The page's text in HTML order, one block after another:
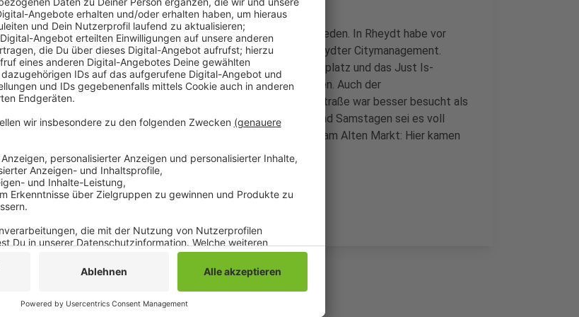
Auch der Betreiber des Weihnachtsdorfs am Alten Markt ist zufrieden. In Rheydt habe vor
allem das gute Programm für mehr Besucher gesorgt, so das Rheydter Citymanagement.
Besondere Highlights seien das Weihnachtssingen auf dem Marktplatz und das Just Is-
Konzert zusammen mit der Radio 90,1-Lichtblicke-Aktion gewesen. Auch der
Weihnachtsmarkt auf dem Sonnenhausplatz und der Hindenburgstraße war besser besucht als
in den letzten zwei bis drei Jahren. Besonders an den Freitagen und Samstagen sei es voll
gewesen, so der Betreiber. Andersrum war es im Weihnachtsdorf am Alten Markt: Hier kamen
unter der Woche besondes viele Besucher, heißt es.
Anzeige